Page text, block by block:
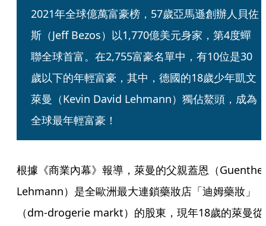
2021年全球億萬富豪榜，57歲亞馬遜創辦人貝佐
斯（Jeff Bezos）以1,770億美元身家，第4度蟬
聯全球首富。在2,755富豪名單中，有10位是30
歲以下的年輕富豪，其中，德國的18歲少年凱文
萊曼（Kevin David Lehmann）獨佔鰲頭，成為
全球最年輕富豪！
根據《商業內幕》報導，萊曼的父親蓋恩（
Lehmann）是全歐洲最大連鎖藥妝店「迪姆藥妝」
（dm-drogerie markt）的股東，現年18歲的萊曼從